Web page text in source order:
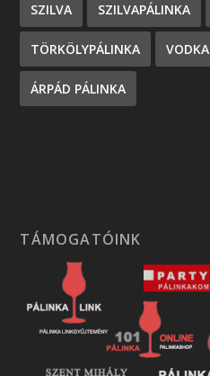
SZILVA SZILVAPÁLINKA
TÖRKÖLYPÁLINKA VODKA
ÁRPÁD PÁLINKA
TÁMOGATÓINK